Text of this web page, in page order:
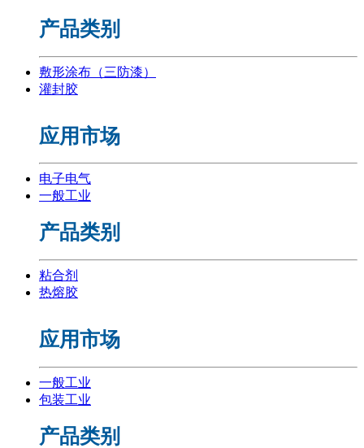
产品类别
敷形涂布（三防漆）
灌封胶
应用市场
电子电气
一般工业
产品类别
粘合剂
热熔胶
应用市场
一般工业
包装工业
产品类别